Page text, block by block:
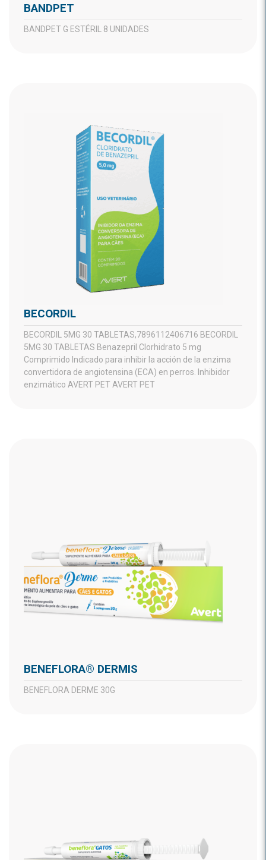
BANDPET
BANDPET G ESTÉRIL 8 UNIDADES
BECORDIL
BECORDIL 5MG 30 TABLETAS,7896112406716 BECORDIL
5MG 30 TABLETAS Benazepril Clorhidrato 5 mg
Comprimido Indicado para inhibir la acción de la enzima
convertidora de angiotensina (ECA) en perros. Inhibidor
enzimático AVERT PET AVERT PET
BENEFLORA® DERMIS
BENEFLORA DERME 30G